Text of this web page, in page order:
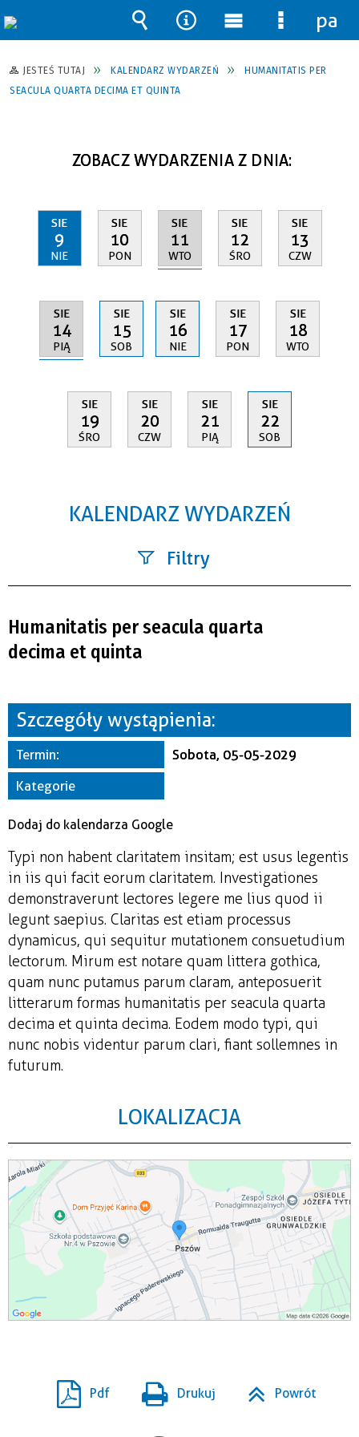
JESTEŚ TUTAJ KALENDARZ WYDARZEŃ
HUMANITATIS PER
SEACULA QUARTA DECIMA ET QUINTA
ZOBACZ WYDARZENIA Z DNIA:
SIE
9
NIE
SIE
10
PON
SIE
11
WTO
SIE
12
ŚRO
SIE
13
CZW
SIE
14
PIĄ
SIE
15
SOB
SIE
16
NIE
SIE
17
PON
SIE
18
WTO
SIE
19
ŚRO
SIE
20
CZW
SIE
21
PIĄ
SIE
22
SOB
KALENDARZ WYDARZEŃ
Filtry
—
Miejsce
Organizator
Humanitatis per seacula quarta
decima et quinta
Szczegóły wystąpienia:
Termin:
Sobota, 05-05-2029
Kategorie
Dodaj do kalendarza Google
Typi non habent claritatem insitam; est usus legentis
in iis qui facit eorum claritatem. Investigationes
demonstraverunt lectores legere me lius quod ii
legunt saepius. Claritas est etiam processus
dynamicus, qui sequitur mutationem consuetudium
lectorum. Mirum est notare quam littera gothica,
quam nunc putamus parum claram, anteposuerit
litterarum formas humanitatis per seacula quarta
decima et quinta decima. Eodem modo typi, qui
nunc nobis videntur parum clari, fiant sollemnes in
futurum.
LOKALIZACJA
Pdf Drukuj Powrót
Wyszukiwarka
Narzędzia
Menu
główne
Menu